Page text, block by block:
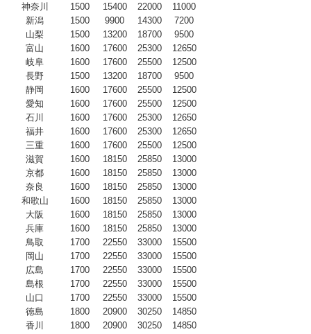
神奈川
1500 15400 22000
11000
新潟
1500 9900 14300
7200
山梨
1500 13200 18700
9500
富山
1600 17600 25300
12650
岐阜
1600 17600 25500
12500
長野
1500 13200 18700
9500
静岡
1600 17600 25500
12500
愛知
1600 17600 25500
12500
石川
1600 17600 25300
12650
福井
1600 17600 25300
12650
三重
1600 17600 25500
12500
滋賀
1600 18150 25850
13000
京都
1600 18150 25850
13000
奈良
1600 18150 25850
13000
和歌山
1600 18150 25850
13000
大阪
1600 18150 25850
13000
兵庫
1600 18150 25850
13000
鳥取
1700 22550 33000
15500
岡山
1700 22550 33000
15500
広島
1700 22550 33000
15500
島根
1700 22550 33000
15500
山口
1700 22550 33000
15500
徳島
1800 20900 30250
14850
香川
1800 20900 30250
14850